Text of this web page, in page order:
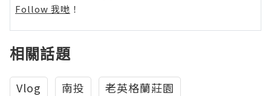
Follow 我哋 ！
相關話題
Vlog 南投
老英格蘭莊園